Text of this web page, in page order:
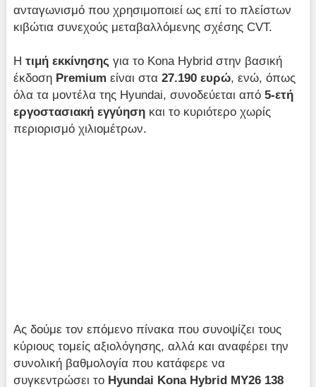
ανταγωνισμό που χρησιμοποιεί ως επί το πλείστων
κιβώτια συνεχούς μεταβαλλόμενης σχέσης CVT.
Ητιμή εκκίνησηςγια το Kona Hybrid στην βασική
έκδοση Premiumείναι στα27.190 ευρώ , ενώ, όπως
όλα τα μοντέλα της Hyundai, συνοδεύεται από5-ετή
εργοστασιακή εγγύηση και το κυριότερο χωρίς
περιορισμό χιλιομέτρων.
Ας δούμε τον επόμενο πίνακα που συνοψίζει τους
κύριους τομείς αξιολόγησης, αλλά και αναφέρει την
συνολική βαθμολογία που κατάφερε να
συγκεντρώσει το Hyundai Kona Hybrid MY26 138